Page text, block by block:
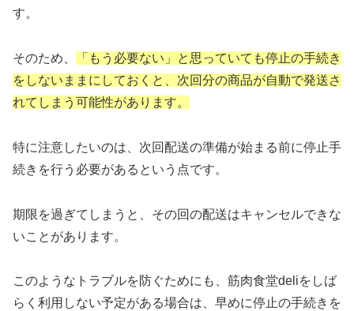
す。
そのため、
「もう必要ない」と思っていても停止の手続き
をしないままにしておくと、次回分の商品が自動で発送さ
れてしまう可能性があります。
特に注意したいのは、次回配送の準備が始まる前に停止手
続きを行う必要があるという点です。
期限を過ぎてしまうと、その回の配送はキャンセルできな
いことがあります。
このようなトラブルを防ぐためにも、筋肉食堂deliをしば
らく利用しない予定がある場合は、早めに停止の手続きを